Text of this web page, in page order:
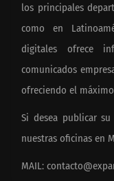
los principales
como en
digitales ofrece
comunicados
ofreciendo el
Si desea publicar
nuestras oficinas en
MAIL: